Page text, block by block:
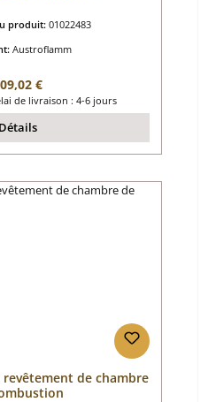
produit: 01022483
Austroflamm
régulier :
€
de livraison : 4-6 jours
Détails
de chambre